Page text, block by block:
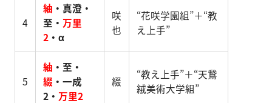
4
紬 ・真澄・
至・ 万里
2 ・α
咲
也
“花咲学園組”＋“教
え上手”
5
紬 ・至・
綴 ・一成
2・ 万里2
綴
“教え上手”＋“天鵞
絨美術大学組”